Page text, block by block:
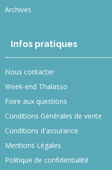
Archives
Infos pratiques
Nous contacter
Week-end Thalasso
Foire aux questions
Conditions Générales de vente
Conditions d'assurance
Mentions Légales
Politique de confidentialité